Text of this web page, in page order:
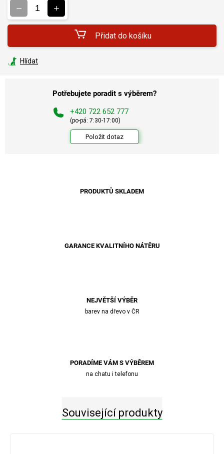
Přidat do košíku
Hlídat
Potřebujete poradit s výběrem?
+420 722 652 777
(po-pá: 7:30-17:00)
Položit dotaz
PRODUKTŮ SKLADEM
GARANCE KVALITNÍHO NÁTĚRU
NEJVĚTŠÍ VÝBĚR
barev na dřevo v ČR
PORADÍME VÁM S VÝBĚREM
na chatu i telefonu
Související produkty